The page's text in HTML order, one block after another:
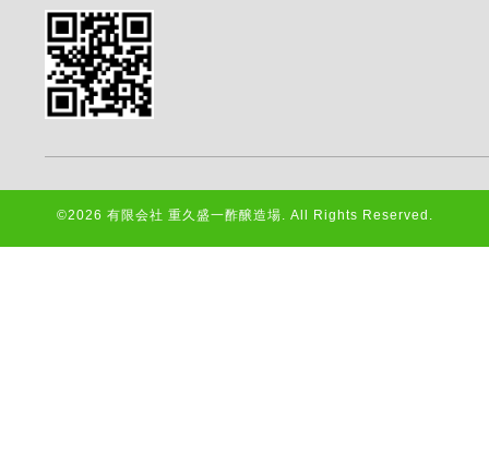
©2026 有限会社 重久盛一酢醸造場. All Rights Reserved.